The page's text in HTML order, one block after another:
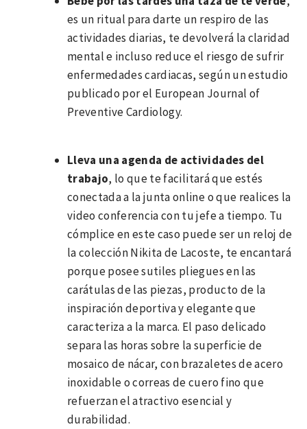
es un ritual para darte un respiro de las
actividades diarias, te devolverá la claridad
mental e incluso reduce el riesgo de sufrir
enfermedades cardiacas, según un estudio
publicado por el European Journal of
Preventive Cardiology.
Lleva una agenda de actividades del
trabajo, lo que te facilitará que estés
conectada a la junta online o que realices la
video conferencia con tu jefe a tiempo. Tu
cómplice en este caso puede ser un reloj de
la colección Nikita de Lacoste, te encantará
porque posee sutiles pliegues en las
carátulas de las piezas, producto de la
inspiración deportiva y elegante que
caracteriza a la marca. El paso delicado
separa las horas sobre la superficie de
mosaico de nácar, con brazaletes de acero
inoxidable o correas de cuero fino que
refuerzan el atractivo esencial y
durabilidad.